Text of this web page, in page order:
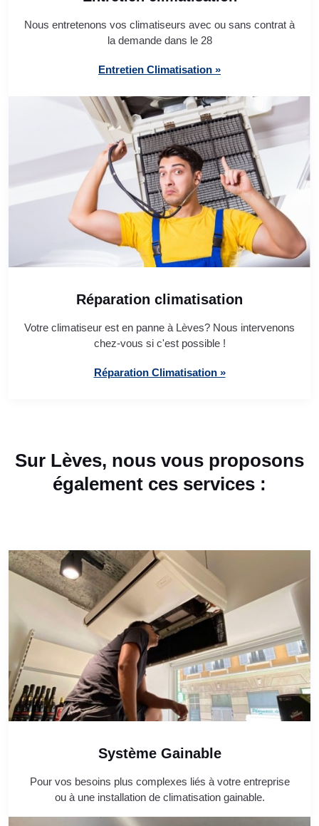
Nous entretenons vos climatiseurs avec ou sans contrat à
la demande dans le 28
Entretien Climatisation »
Réparation climatisation
Votre climatiseur est en panne à Lèves? Nous intervenons
chez-vous si c'est possible !
Réparation Climatisation »
Sur Lèves, nous vous proposons
également ces services :
Système Gainable
Pour vos besoins plus complexes liés à votre entreprise
ou à une installation de climatisation gainable.